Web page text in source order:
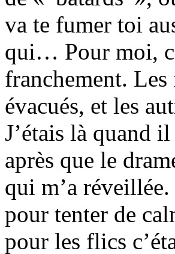
va te fumer toi
qui… Pour moi,
franchement.
évacués, et les
J’étais là quand
après que le
qui m’a
pour tenter de
pour les flics